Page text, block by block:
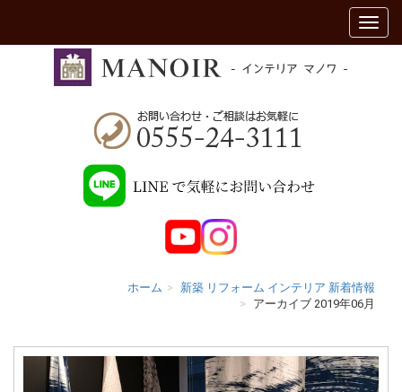
ホーム
新築 リフォーム インテリア 新着情報
アーカイブ 2019年06月